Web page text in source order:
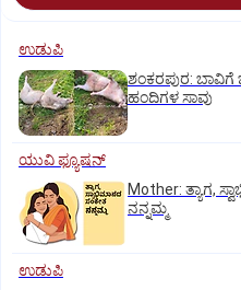
ಉಡುಪಿ
ಶಂಕರಪುರ: ಬಾವಿಗೆ
ಹಂದಿಗಳ ಸಾವು
ಯುವಿ ಫ್ಯೂಷನ್
Mother: ತ್ಯಾಗ,
ನನ್ನಮ್ಮ
ಉಡುಪಿ